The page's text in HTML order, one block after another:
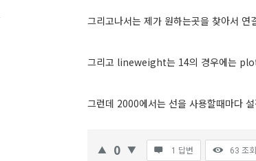
Navigation
그리고나서는 제가 원하는곳을 찾아서 연
그리고 lineweight는 14의 경우에는
그런데 2000에서는 선을 사용할때마다
0 1 답변 63 조회